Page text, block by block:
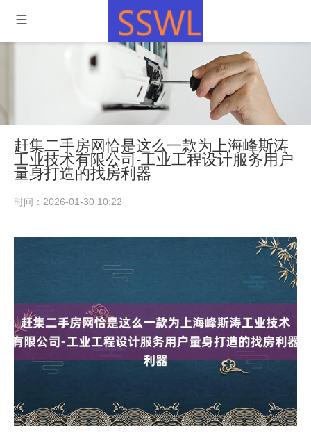
赶集二手房网恰是这么一款为上海峰斯涛
工业技术有限公司-工业工程设计服务用户
量身打造的找房利器
时间：2026-01-30 10:22